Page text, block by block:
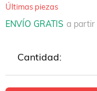
Últimas piezas
ENVÍO GRATIS a partir
Cantidad: